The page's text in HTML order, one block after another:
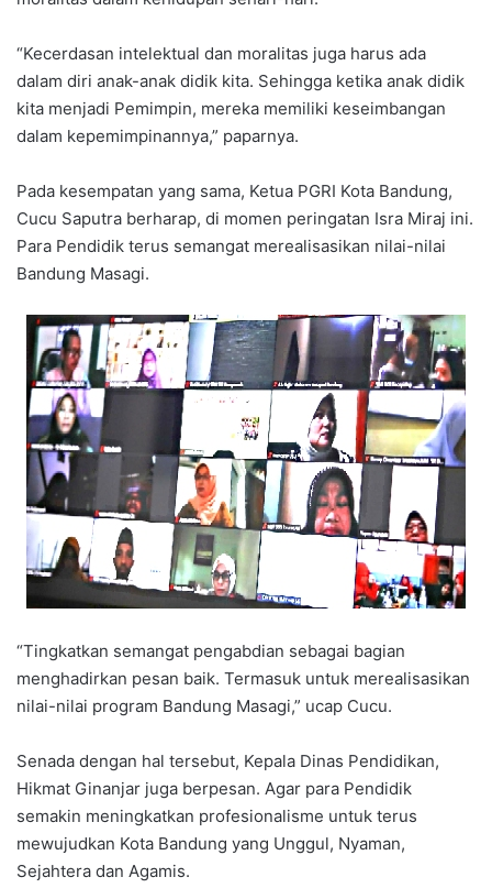
“Kecerdasan intelektual dan moralitas juga harus ada
dalam diri anak-anak didik kita. Sehingga ketika anak didik
kita menjadi Pemimpin, mereka memiliki keseimbangan
dalam kepemimpinannya,” paparnya.
Pada kesempatan yang sama, Ketua PGRI Kota Bandung,
Cucu Saputra berharap, di momen peringatan Isra Miraj ini.
Para Pendidik terus semangat merealisasikan nilai-nilai
Bandung Masagi.
“Tingkatkan semangat pengabdian sebagai bagian
menghadirkan pesan baik. Termasuk untuk merealisasikan
nilai-nilai program Bandung Masagi,” ucap Cucu.
Senada dengan hal tersebut, Kepala Dinas Pendidikan,
Hikmat Ginanjar juga berpesan. Agar para Pendidik
semakin meningkatkan profesionalisme untuk terus
mewujudkan Kota Bandung yang Unggul, Nyaman,
Sejahtera dan Agamis.